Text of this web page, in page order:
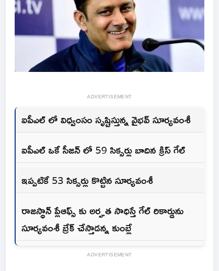
ADVERTISEMENT
ఐపీఎల్ లో విధ్వంసం సృష్టిస్తున్న వైభవ్ సూర్యవంశీ
ఐపీఎల్ ఒకే సీజన్ లో 59 సిక్సర్లు బాదిన క్రిస్ గేల్
ఇప్పటికే 53 సిక్సర్లు కొట్టిన సూర్యవంశీ
రాజస్థాన్ ప్లేఆఫ్స్ కు అర్హత సాధిస్తే గేల్ రికార్డును
సూర్యవంశీ బ్రేక్ చేస్తాడన్న కుంబ్లే
ADVERTISEMENT